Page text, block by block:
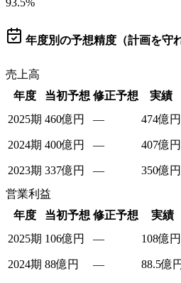
年度別の予想精度（計画を守
売上高
年度
当初予想 修正予想 実績
2025期 460億円 — 474億円
2024期 400億円 — 407億円
2023期 337億円 — 350億円
営業利益
年度
当初予想 修正予想 実績
2025期 106億円 — 108億円
2024期 88億円 — 88.5億円